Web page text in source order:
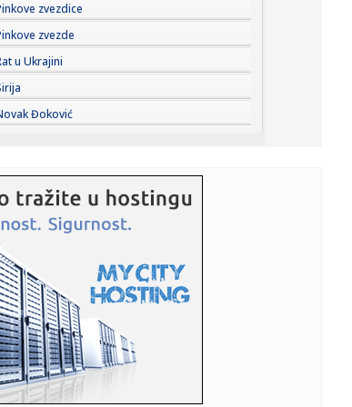
Pre „Černobiljske molitve“, stavite ovu knjigu nobelovke na
Lavlje srce srpskih juniorki! Srbija u dramatičnoj završnici
Moskvu čeka pakao: Izdato ozbiljno upozorenje; Oglasili
Roma dovela autora najprljavijeg poteza na Mundijalu
poklekao...
Bibi rekao "ne" Trampu
Slučaj Huse B. iz BiH pokrenuo “lavinu” u Kelnu, provjerava
Recept za zdrave brauni kuglice od čokolade koje se ne
zvezdice
zvezde
u Ukrajini
Đoković